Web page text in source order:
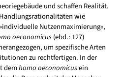
und schaffen Realität.
wie
Nutzenmaximierung«,
oeconomicus(ebd.: 127)
um spezifische Arten
zu rechtfertigen. In der
demhomo oeconomicusein